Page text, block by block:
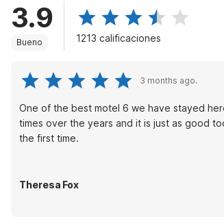
3.9
Bueno 1213 calificaciones
3 months ago.
One of the best motel 6 we have stayed
times over the years and it is just as good
the first time.
Theresa Fox